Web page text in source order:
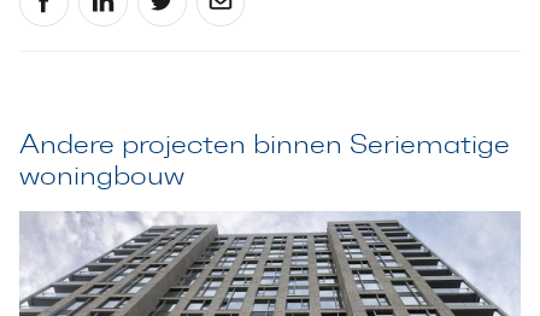
Andere projecten binnen Seriematige
woningbouw